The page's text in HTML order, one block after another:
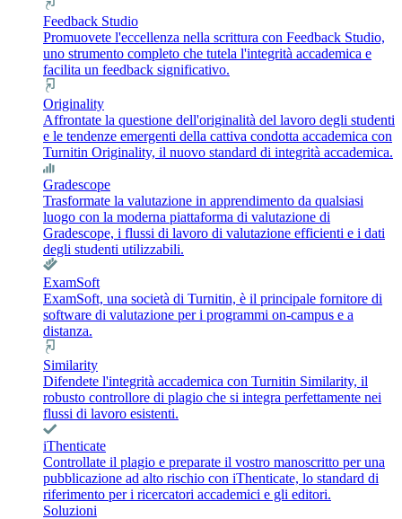
Feedback Studio
Promuovete l'eccellenza nella scrittura con Feedback Studio,
uno strumento completo che tutela l'integrità accademica e
facilita un feedback significativo.
Originality
Affrontate la questione dell'originalità del lavoro degli studenti
e le tendenze emergenti della cattiva condotta accademica con
Turnitin Originality, il nuovo standard di integrità accademica.
Gradescope
Trasformate la valutazione in apprendimento da qualsiasi
luogo con la moderna piattaforma di valutazione di
Gradescope, i flussi di lavoro di valutazione efficienti e i dati
degli studenti utilizzabili.
ExamSoft
ExamSoft, una società di Turnitin, è il principale fornitore di
software di valutazione per i programmi on-campus e a
distanza.
Similarity
Difendete l'integrità accademica con Turnitin Similarity, il
robusto controllore di plagio che si integra perfettamente nei
flussi di lavoro esistenti.
iThenticate
Controllate il plagio e preparate il vostro manoscritto per una
pubblicazione ad alto rischio con iThenticate, lo standard di
riferimento per i ricercatori accademici e gli editori.
Soluzioni